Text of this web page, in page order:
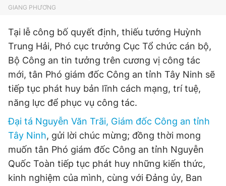
Giấy phép xuất bản số 110/GP - BTTTT cấp ngày 24.3.2020
bản. Phát triển bởi ePi Technologies, JSC.
GIANG PHƯƠNG
Tại lễ công bố quyết định, thiếu tướng Huỳnh
Trung Hải, Phó cục trưởng Cục Tổ chức cán bộ,
Bộ Công an tin tưởng trên cương vị công tác
mới, tân Phó giám đốc Công an tỉnh Tây Ninh sẽ
tiếp tục phát huy bản lĩnh cách mạng, trí tuệ,
năng lực để phục vụ công tác.
Đại tá Nguyễn Văn Trãi, Giám đốc Công an tỉnh
Tây Ninh, gửi lời chúc mừng; đồng thời mong
muốn tân Phó giám đốc Công an tỉnh Nguyễn
Quốc Toàn tiếp tục phát huy những kiến thức,
kinh nghiệm của mình, cùng với Đảng ủy, Ban